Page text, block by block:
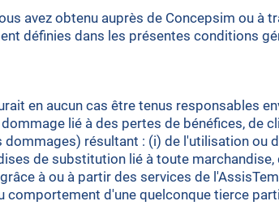
avez obtenu auprès de Concepsim ou à
définies dans les présentes conditions
en aucun cas être tenus responsables
lié à des pertes de bénéfices, de
résultant : (i) de l'utilisation
de substitution lié à toute
à ou à partir des services de
d'une quelconque tierce